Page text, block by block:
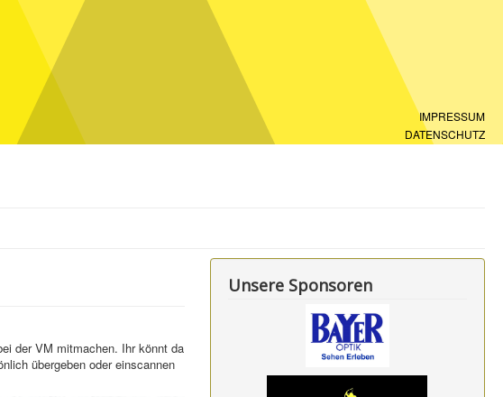
IMPRESSUM
DATENSCHUTZ
der VM mitmachen. Ihr könnt da
übergeben oder einscannen
Unsere Sponsoren